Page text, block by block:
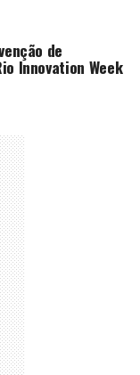
de
Innovation Week